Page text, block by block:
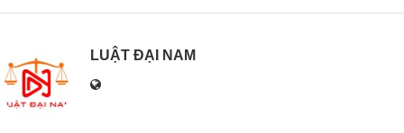
LUẬT ĐẠI NAM